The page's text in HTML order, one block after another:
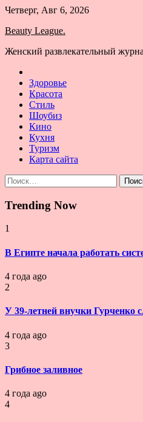
Skip
content
Четверг, Авг 6, 2026
Beauty League.
Женский развлекательный
Здоровье
Красота
Стиль
Шоубиз
Кино
Кухня
Туризм
Карта сайта
Найти:
Trending Now
1
В Египте начала работать
4 года ago
2
У 39-летней внучки
4 года ago
3
Грибное заливное
4 года ago
4